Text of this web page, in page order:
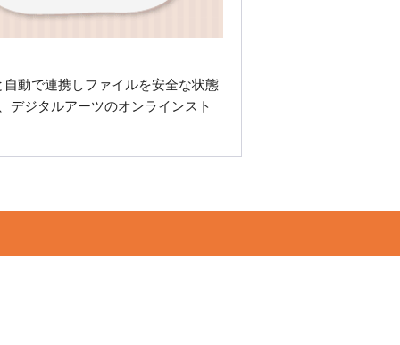
動で連携しファイルを安全な状態
デジタルアーツのオンラインスト